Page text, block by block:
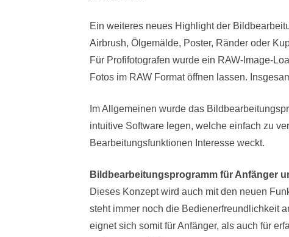
Ein weiteres neues Highlight der
Airbrush, Ölgemälde, Poster, Ränder oder
Für Profifotografen wurde ein RAW-Image-
Fotos im RAW Format öffnen lassen.
Im Allgemeinen wurde das
intuitive Software legen, welche einfach zu
Bearbeitungsfunktionen Interesse weckt.
Bildbearbeitungsprogramm für Anfänger
Dieses Konzept wird auch mit den neuen
steht immer noch die Bedienerfreundlichkeit
eignet sich somit für Anfänger, als auch für